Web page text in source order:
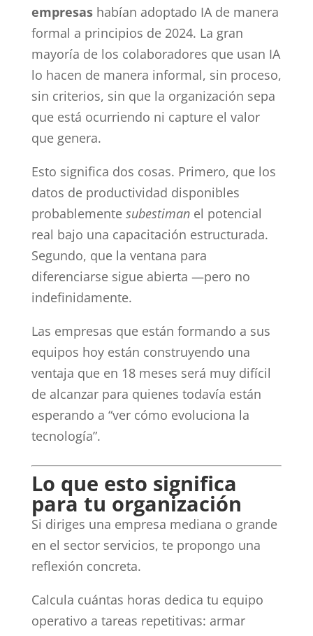
empresashabían adoptado IA de manera
formal a principios de 2024. La gran
mayoría de los colaboradores que usan IA
lo hacen de manera informal, sin proceso,
sin criterios, sin que la organización sepa
que está ocurriendo ni capture el valor
que genera.
Esto significa dos cosas. Primero, que los
datos de productividad disponibles
probablemente subestimanel potencial
real bajo una capacitación estructurada.
Segundo, que la ventana para
diferenciarse sigue abierta —pero no
indefinidamente.
Las empresas que están formando a sus
equipos hoy están construyendo una
ventaja que en 18 meses será muy difícil
de alcanzar para quienes todavía están
esperando a “ver cómo evoluciona la
tecnología”.
Lo que esto significa
para tu organización
Si diriges una empresa mediana o grande
en el sector servicios, te propongo una
reflexión concreta.
Calcula cuántas horas dedica tu equipo
operativo a tareas repetitivas: armar